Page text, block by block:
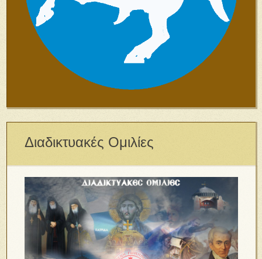
Διαδικτυακές Ομιλίες